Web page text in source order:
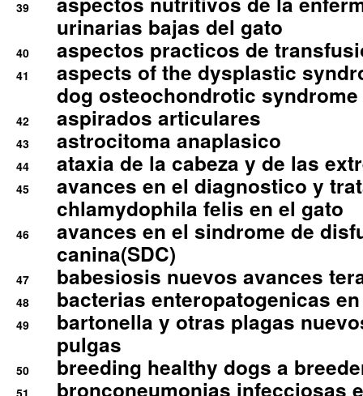
39
urinarias bajas del gato
40 aspectos practicos de
41
aspects of the dysplastic
dog osteochondrotic syndrome
42 aspirados articulares
43 astrocitoma anaplasico
44 ataxia de la cabeza y de las
45
avances en el diagnostico y
chlamydophila felis en el gato
46
avances en el sindrome de
canina(SDC)
47 babesiosis nuevos avances
48 bacterias enteropatogenicas
49
bartonella y otras plagas
pulgas
50 breeding healthy dogs a
bronconeumonias infecciosas